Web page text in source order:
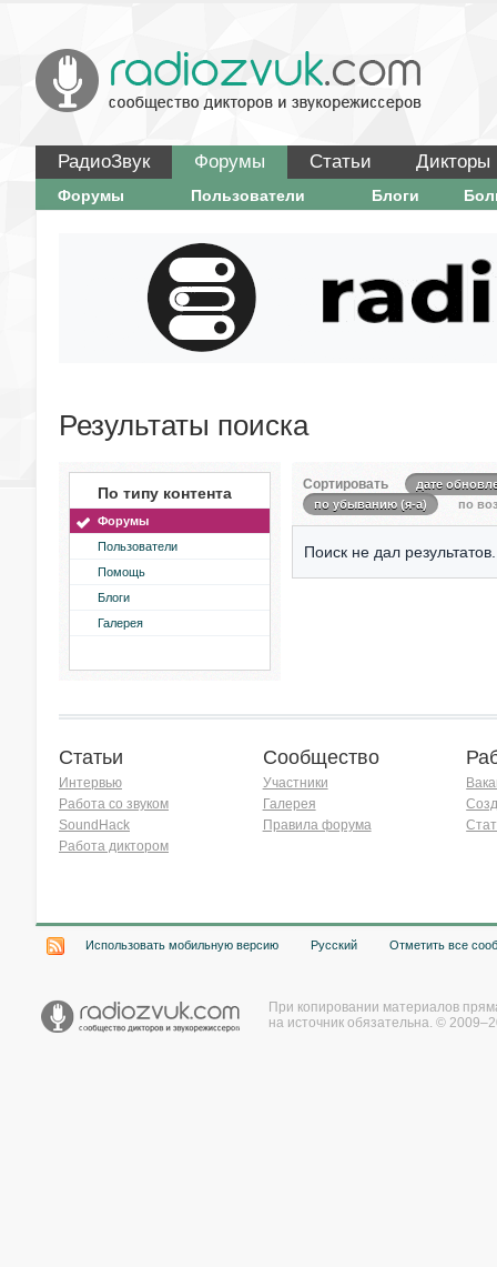
РадиоЗвук Форумы Статьи Дикторы
Форумы Пользователи Блоги
Результаты поиска
По типу контента
Форумы
Пользователи
Помощь
Блоги
Галерея
Сортировать
дате
по убыванию (я-а)
по
Поиск не дал результатов.
Статьи
Интервью
Работа со звуком
SoundHack
Работа диктором
Сообщество
Участники
Галерея
Правила форума
Использовать мобильную версию Русский Отметить все
При копировании материалов
на источник обязательна. ©